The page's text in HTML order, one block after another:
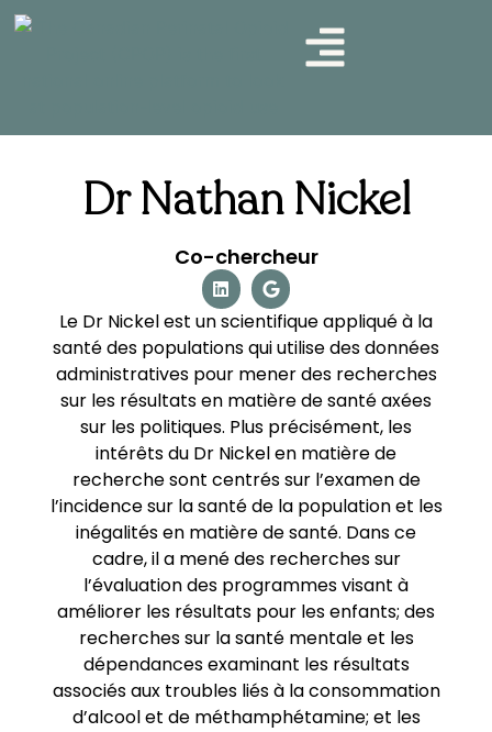
Dr Nathan Nickel
Co-chercheur
Le Dr Nickel est un scientifique appliqué à la
santé des populations qui utilise des données
administratives pour mener des recherches
sur les résultats en matière de santé axées
sur les politiques. Plus précisément, les
intérêts du Dr Nickel en matière de
recherche sont centrés sur l’examen de
l’incidence sur la santé de la population et les
inégalités en matière de santé. Dans ce
cadre, il a mené des recherches sur
l’évaluation des programmes visant à
améliorer les résultats pour les enfants; des
recherches sur la santé mentale et les
dépendances examinant les résultats
associés aux troubles liés à la consommation
d’alcool et de méthamphétamine; et les